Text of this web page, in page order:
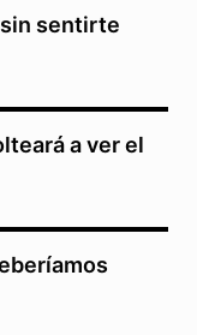
sin sentirte
a ver el